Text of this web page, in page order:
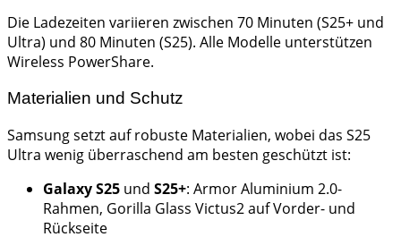
Die Ladezeiten variieren zwischen 70 Minuten (S25+ und
Ultra) und 80 Minuten (S25). Alle Modelle unterstützen
Wireless PowerShare.
Materialien und Schutz
Samsung setzt auf robuste Materialien, wobei das S25
Ultra wenig überraschend am besten geschützt ist:
Galaxy S25 und S25+: Armor Aluminium 2.0-
Rahmen, Gorilla Glass Victus2 auf Vorder- und
Rückseite